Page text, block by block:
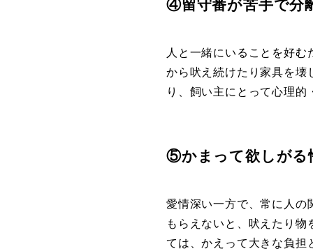
④留守番が苦手で分
人と一緒にいることを好
から吠え続けたり家具を壊
り、飼い主にとって心理的
⑤かまって欲しがる
愛情深い一方で、常に人の
もらえないと、吠えたり
ては、かえって大きな負担